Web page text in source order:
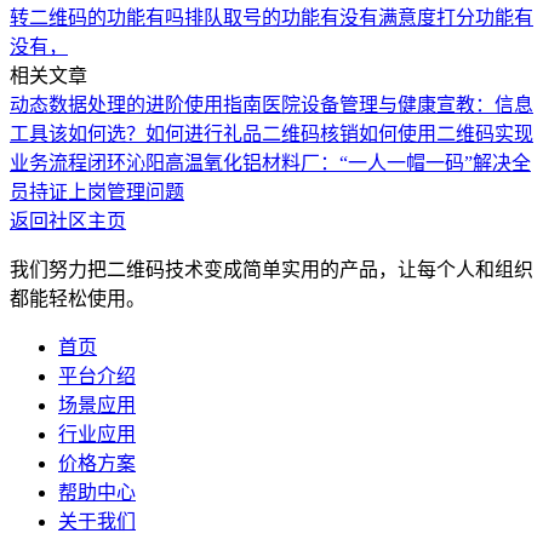
转二维码的功能有吗排队取号的功能有没有满意度打分功能有
没有，
相关文章
动态数据处理的进阶使用指南 医院设备管理与健康宣教：信息
工具该如何选？ 如何进行礼品二维码核销如何使用二维码实现
业务流程闭环沁阳高温氧化铝材料厂：“一人一帽一码”解决全
员持证上岗管理问题
返回社区主页
我们努力把二维码技术变成简单实用的产品，让每个人和组织
都能轻松使用。
首页
平台介绍
场景应用
行业应用
价格方案
帮助中心
关于我们